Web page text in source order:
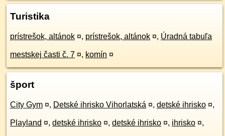
Turistika
prístrešok, altánok ¤, prístrešok, altánok ¤, Úradná tabuľa
mestskej časti č. 7 ¤, komín ¤
šport
City Gym ¤, Detské ihrisko Vihorlatská ¤, detské ihrisko ¤,
Playland ¤, detské ihrisko ¤, detské ihrisko ¤, ihrisko ¤,